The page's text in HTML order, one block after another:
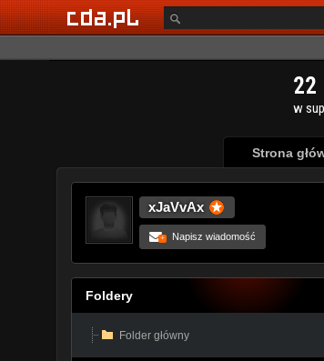
Strona
xJaVvAx
+ Napisz wiadomość
Foldery
Folder główny